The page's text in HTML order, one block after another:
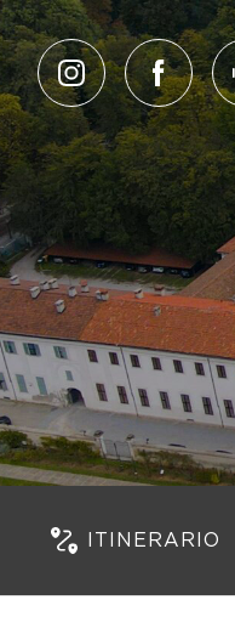
Salta al contenuto
ITINERARIO